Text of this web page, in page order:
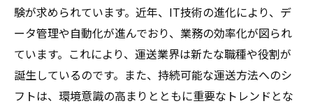
験が求められています。近年、IT技術の進化により、デ
ータ管理や自動化が進んでおり、業務の効率化が図られ
ています。これにより、運送業界は新たな職種や役割が
誕生しているのです。また、持続可能な運送方法へのシ
フトは、環境意識の高まりとともに重要なトレンドとな